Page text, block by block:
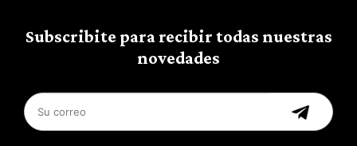
Subscribite para recibir todas nuestras
novedades